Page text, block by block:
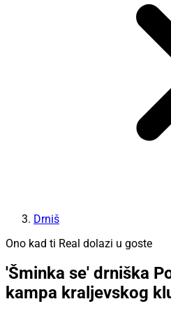
Drniš
Ono kad ti Real dolazi u goste
'Šminka se' drniška
kampa kraljevskog